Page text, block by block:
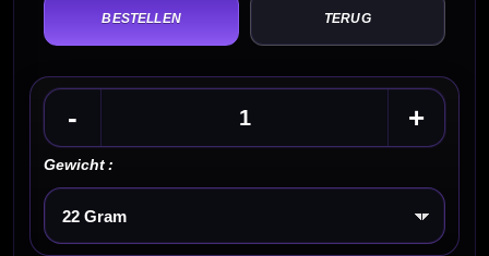
TERUG
- +
Gewicht :
Kies een optie